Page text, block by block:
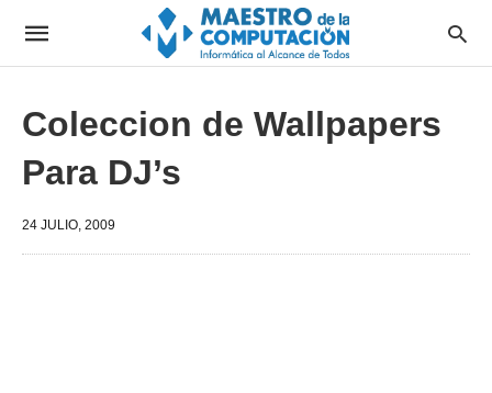
Coleccion de Wallpapers
Para DJ’s
24 JULIO, 2009